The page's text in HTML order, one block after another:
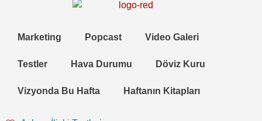
Marketing Popcast Video Galeri
Testler Hava Durumu Döviz Kuru
Vizyonda Bu Hafta Haftanın Kitapları